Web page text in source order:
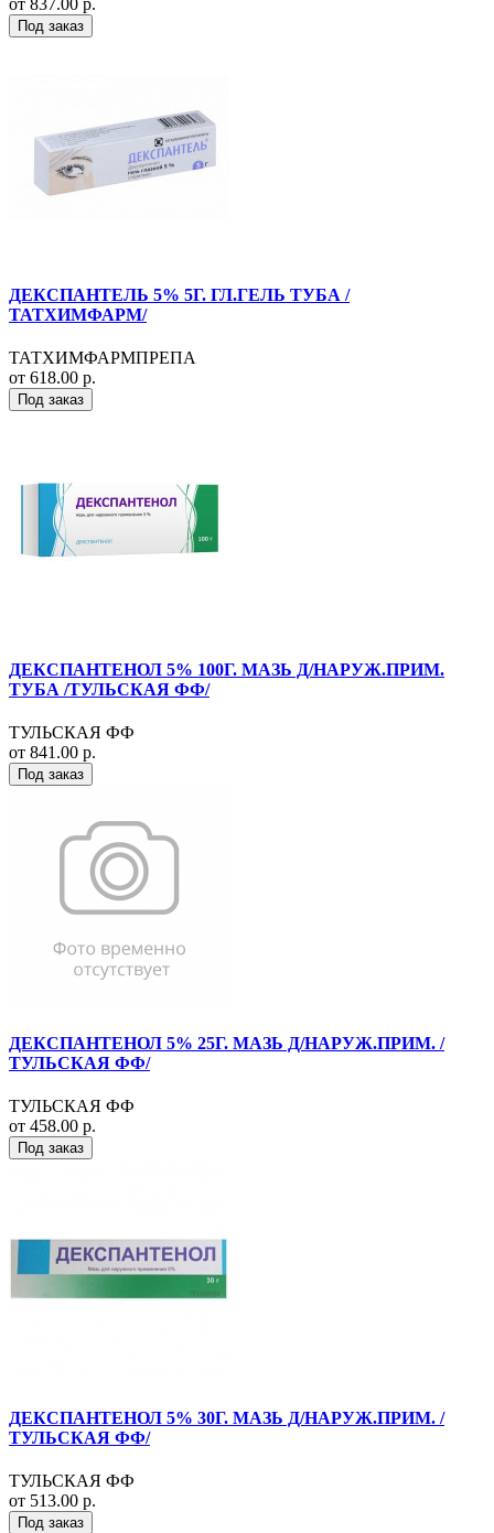
Под заказ
ДЕКСПАНТЕЛЬ 5% 5Г. ГЛ.ГЕЛЬ ТУБА /
ТАТХИМФАРМ/
ТАТХИМФАРМПРЕПА
от 618.00 р.
Под заказ
ДЕКСПАНТЕНОЛ 5% 100Г. МАЗЬ Д/НАРУЖ.ПРИМ.
ТУБА /ТУЛЬСКАЯ ФФ/
ТУЛЬСКАЯ ФФ
от 841.00 р.
Под заказ
ДЕКСПАНТЕНОЛ 5% 25Г. МАЗЬ Д/НАРУЖ.ПРИМ. /
ТУЛЬСКАЯ ФФ/
ТУЛЬСКАЯ ФФ
от 458.00 р.
Под заказ
ДЕКСПАНТЕНОЛ 5% 30Г. МАЗЬ Д/НАРУЖ.ПРИМ. /
ТУЛЬСКАЯ ФФ/
ТУЛЬСКАЯ ФФ
от 513.00 р.
Под заказ